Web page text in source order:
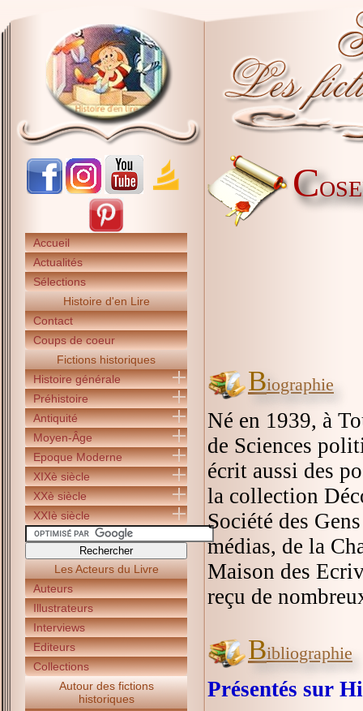
Accueil
Actualités
Sélections
Histoire d'en Lire
Contact
Coups de coeur
Fictions historiques
Histoire générale
Préhistoire
Antiquité
Moyen-Âge
Epoque Moderne
XIXè siècle
XXè siècle
XXIè siècle
Les Acteurs du Livre
Auteurs
Illustrateurs
Interviews
Editeurs
Collections
Autour des fictions
historiques
C
Biographie
Né en 1939, à
de Sciences
écrit aussi des
la collection
Société des
médias, de la
Maison des
reçu de
Bibliographie
Présentés sur